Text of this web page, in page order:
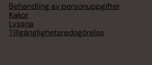
Behandling av personuppgifter
Kakor
Lyssna
Tillgänglighetsredogörelse